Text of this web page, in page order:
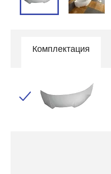
Комплектация